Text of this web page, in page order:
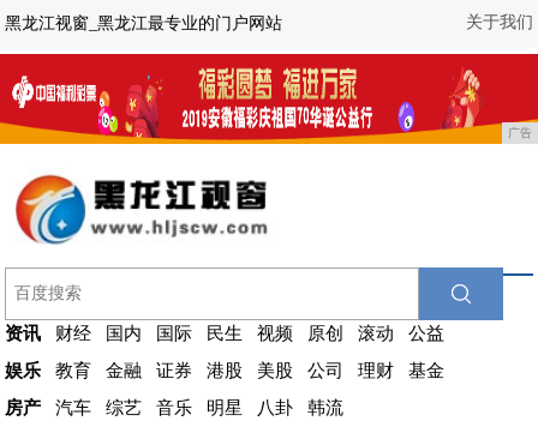
关于我们
黑龙江视窗_黑龙江最专业的门户网站
广告
资讯 财经 国内 国际 民生 视频 原创 滚动
公益
娱乐
教育 金融 证券 港股 美股 公司 理财
基金
房产
汽车 综艺 音乐 明星 八卦
韩流